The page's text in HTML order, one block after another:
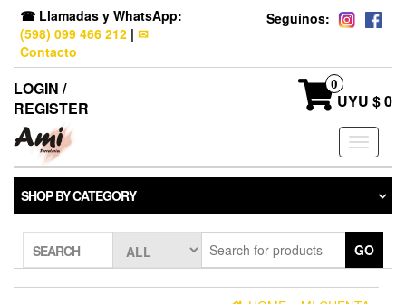
☎ Llamadas y WhatsApp:
(598) 099 466 212 | ✉
Contacto
Seguínos:
LOGIN /
REGISTER
0
UYU $ 0
Toggle
SHOP BY CATEGORY
SEARCH GO